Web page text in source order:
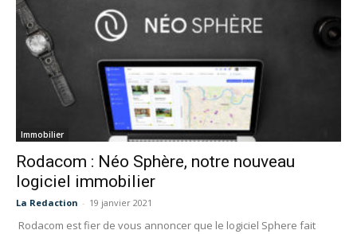
Immobilier
Rodacom : Néo Sphère, notre nouveau
logiciel immobilier
La Redaction - 19 janvier 2021
Rodacom est fier de vous annoncer que le logiciel Sphere fait